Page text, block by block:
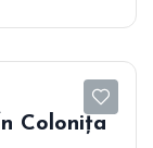
Colonița